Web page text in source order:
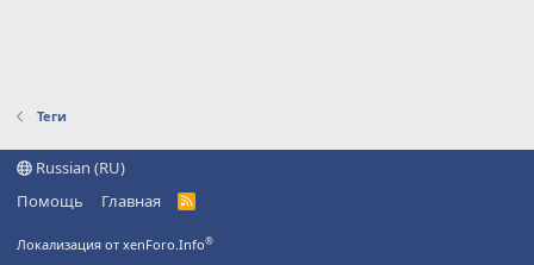
Теги
Russian (RU)
Помощь
Главная
R
Локализация от xenForo.Info®